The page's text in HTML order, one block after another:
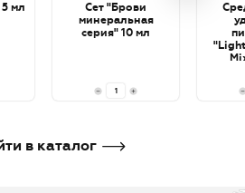
мл
Сет "Брови
минеральная
серия" 10 мл
в каталог